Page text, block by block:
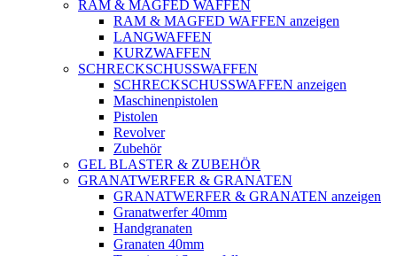
RAM & MAGFED WAFFEN
RAM & MAGFED WAFFEN anzeigen
LANGWAFFEN
KURZWAFFEN
SCHRECKSCHUSSWAFFEN
SCHRECKSCHUSSWAFFEN anzeigen
Maschinenpistolen
Pistolen
Revolver
Zubehör
GEL BLASTER & ZUBEHÖR
GRANATWERFER & GRANATEN
GRANATWERFER & GRANATEN anzeigen
Granatwerfer 40mm
Handgranaten
Granaten 40mm